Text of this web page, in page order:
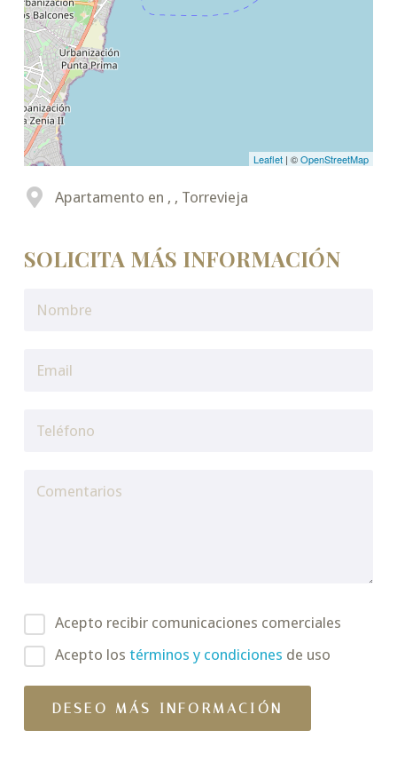
Leaflet | ©OpenStreetMap
Apartamento en , , Torrevieja
SOLICITA MÁS INFORMACIÓN
Acepto recibir comunicaciones comerciales
Acepto los términos y condiciones de uso